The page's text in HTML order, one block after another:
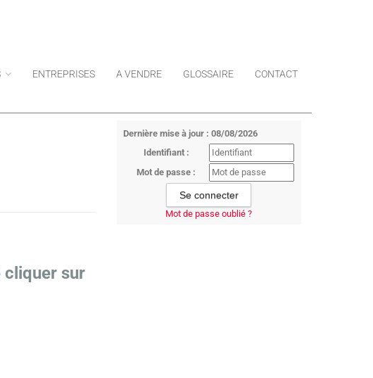
ENTREPRISES A VENDRE GLOSSAIRE CONTACT
Dernière mise à jour : 08/08/2026
Identifiant :
Mot de passe :
Mot de passe oublié ?
cliquer sur